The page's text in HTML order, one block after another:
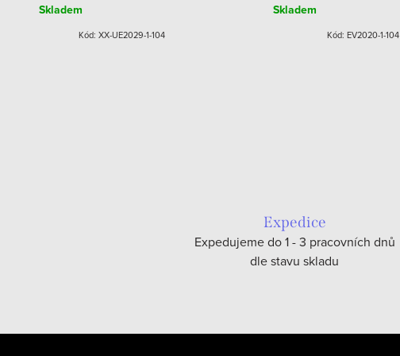
Skladem
Kód: XX-UE2029-1-104
Skladem
Kód: EV2020-1-104
Expedice
Expedujeme do 1 - 3 pracovních dnů
dle stavu skladu